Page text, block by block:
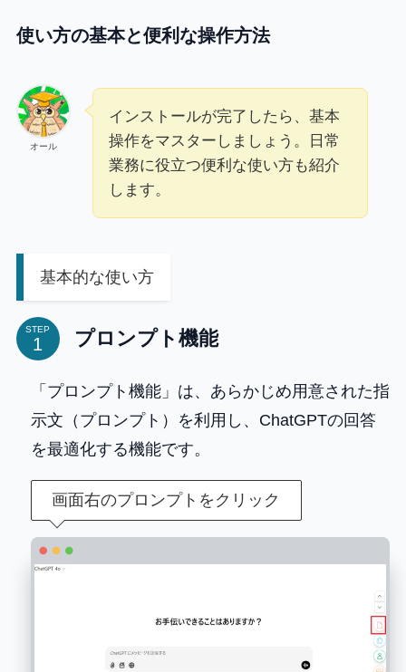
使い方の基本と便利な操作方法
オール
インストールが完了したら、基本
操作をマスターしましょう。日常
業務に役立つ便利な使い方も紹介
します。
基本的な使い方
STEP プロンプト機能
「プロンプト機能」は、あらかじめ用意された指
示文（プロンプト）を利用し、ChatGPTの回答
を最適化する機能です。
画面右のプロンプトをクリック